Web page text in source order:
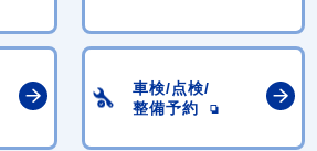
車検/点検/
整備予約